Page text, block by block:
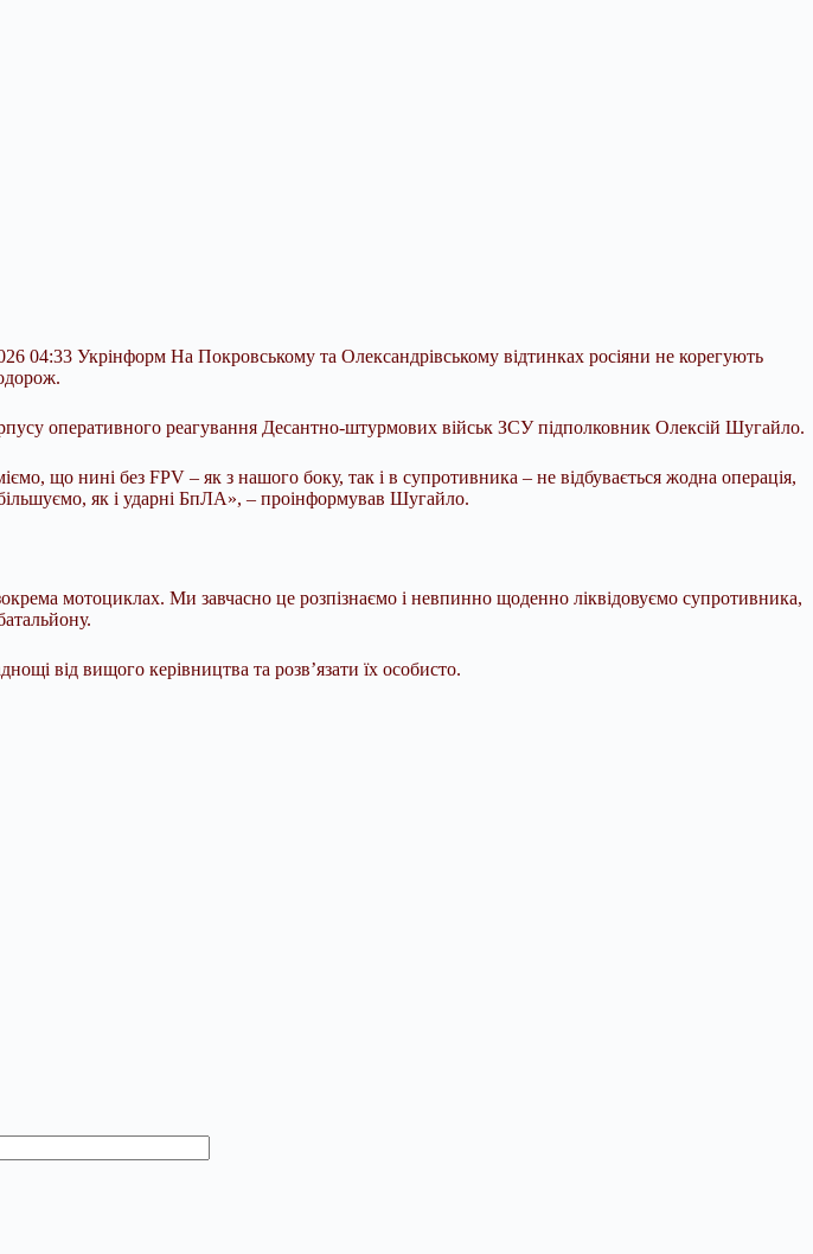
04:33 Укрінформ На Покровському та Олександрівському відтинках росіяни не корегують
оперативного реагування Десантно-штурмових військ ЗСУ підполковник Олексій Шугайло.
що нині без FPV – як з нашого боку, так і в супротивника – не відбувається жодна операція,
як і ударні БпЛА», – проінформував Шугайло.
мотоциклах. Ми завчасно це розпізнаємо і невпинно щоденно ліквідовуємо супротивника,
від вищого керівництва та розв’язати їх особисто.